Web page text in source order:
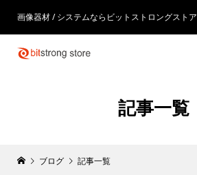
画像器材 / システムならビットストロングストア
記事一覧
ブログ 記事一覧